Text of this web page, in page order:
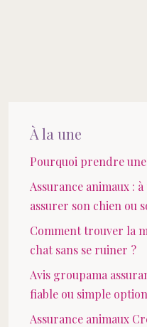
À la une
Pourquoi prendre
Assurance animaux :
assurer son chien ou
Comment trouver la
chat sans se ruiner ?
Avis groupama
fiable ou simple
Assurance animaux